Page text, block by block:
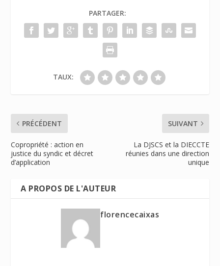
PARTAGER:
TAUX:
PRÉCÉDENT
Copropriété : action en
justice du syndic et décret
d’application
SUIVANT
La DJSCS et la DIECCTE
réunies dans une direction
unique
A PROPOS DE L'AUTEUR
florencecaixas